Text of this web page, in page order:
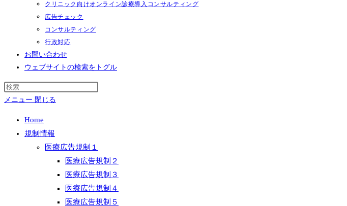
クリニック向けオンライン診療導入コンサルティング
広告チェック
コンサルティング
行政対応
お問い合わせ
ウェブサイトの検索をトグル
メニュー 閉じる
Home
規制情報
医療広告規制１
医療広告規制２
医療広告規制３
医療広告規制４
医療広告規制５